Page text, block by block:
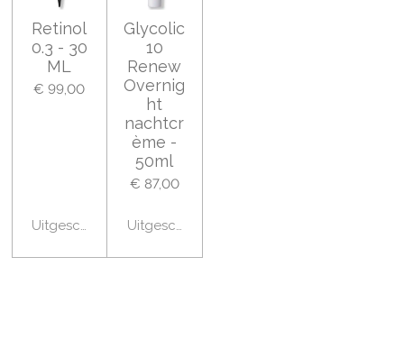
Retinol
0.3 - 30
ML
€ 99,00
Uitgeschakeld
Glycolic
10
Renew
Overnig
ht
nachtcr
ème -
50ml
€ 87,00
Uitgeschakeld